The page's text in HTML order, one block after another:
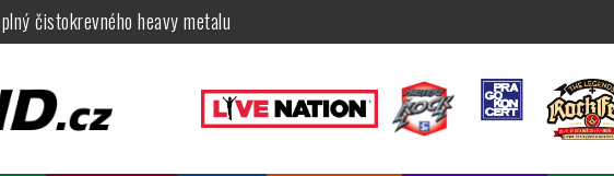
čistokrevného heavy metalu
u Brna, návštěvníky potěší Rybičky 48, Harlej, Krucipüsk a další